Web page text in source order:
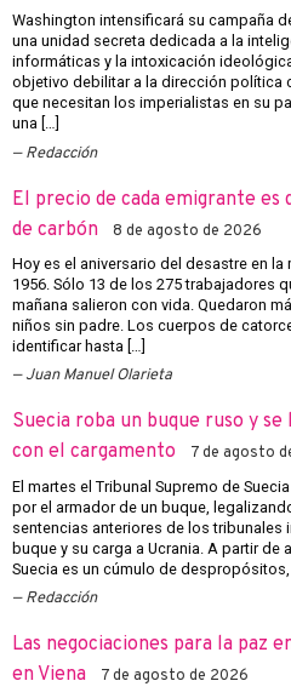
Washington intensificará su campaña
una unidad secreta dedicada a la
informáticas y la intoxicación
objetivo debilitar a la dirección política
que necesitan los imperialistas en su
una […]
Redacción
El precio de cada emigrante es
de carbón
8 de agosto de 2026
Hoy es el aniversario del desastre en la
1956. Sólo 13 de los 275 trabajadores
mañana salieron con vida. Quedaron
niños sin padre. Los cuerpos de
identificar hasta […]
Juan Manuel Olarieta
Suecia roba un buque ruso y
con el cargamento
7 de agosto
El martes el Tribunal Supremo de
por el armador de un buque,
sentencias anteriores de los tribunales
buque y su carga a Ucrania. A partir
Suecia es un cúmulo de despropósitos,
Redacción
Las negociaciones para la paz
en Viena
7 de agosto de 2026